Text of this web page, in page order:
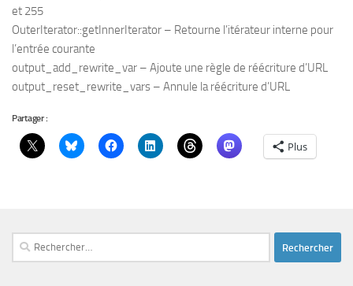
et 255
OuterIterator::getInnerIterator – Retourne l’itérateur interne pour
l’entrée courante
output_add_rewrite_var – Ajoute une règle de réécriture d’URL
output_reset_rewrite_vars – Annule la réécriture d’URL
Partager :
Plus
Rechercher :